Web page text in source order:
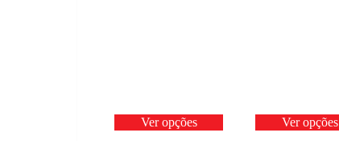
Ver opções Ver opções